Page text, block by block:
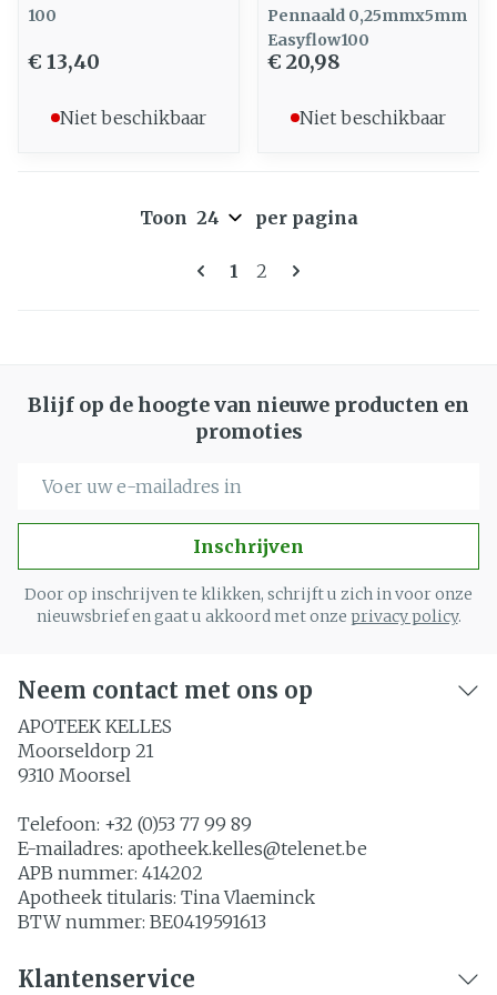
100
€ 13,40
Niet beschikbaar
Pennaald 0,25mmx5mm
Easyflow100
€ 20,98
Niet beschikbaar
Pagina's
U lees momenteel pagina
1 Pagina
2
Toon per pagina
Blijf op de hoogte van nieuwe producten en
promoties
Inschrijven
Door op inschrijven te klikken, schrijft u zich in voor onze
nieuwsbrief en gaat u akkoord met onze privacy policy.
Neem contact met ons op
APOTEEK KELLES
Moorseldorp 21
9310 Moorsel
Telefoon: +32 (0)53 77 99 89
E-mailadres: apotheek.kelles@telenet.be
APB nummer: 414202
Apotheek titularis: Tina Vlaeminck
BTW nummer: BE0419591613
Klantenservice